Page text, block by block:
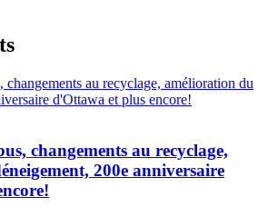
changements au recyclage,
200e anniversaire